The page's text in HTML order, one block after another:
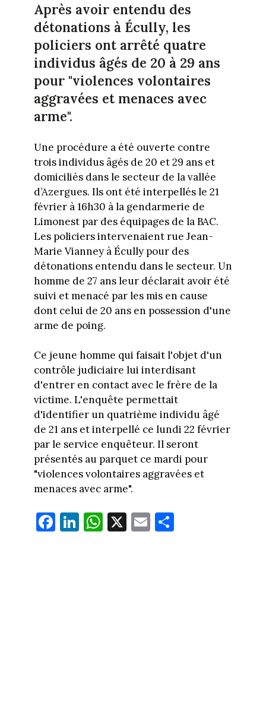
Après avoir entendu des
détonations à Écully, les
policiers ont arrêté quatre
individus âgés de 20 à 29 ans
pour "violences volontaires
aggravées et menaces avec
arme".
Une procédure a été ouverte contre
trois individus âgés de 20 et 29 ans et
domiciliés dans le secteur de la vallée
d’Azergues. Ils ont été interpellés le 21
février à 16h30 à la gendarmerie de
Limonest par des équipages de la BAC.
Les policiers intervenaient rue Jean-
Marie Vianney à Écully pour des
détonations entendu dans le secteur. Un
homme de 27 ans leur déclarait avoir été
suivi et menacé par les mis en cause
dont celui de 20 ans en possession d'une
arme de poing.
Ce jeune homme qui faisait l'objet d'un
contrôle judiciaire lui interdisant
d'entrer en contact avec le frère de la
victime. L'enquête permettait
d'identifier un quatrième individu âgé
de 21 ans et interpellé ce lundi 22 février
par le service enquêteur. Il seront
présentés au parquet ce mardi pour
"violences volontaires aggravées et
menaces avec arme".
Fa
ce
Li
nk
W
ha
X E
m
Pa
rt